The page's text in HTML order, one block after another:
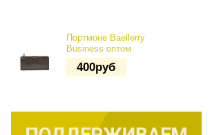
Портмоне Baellerry
Business оптом
400руб